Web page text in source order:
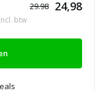
29.98 24,98
Incl. btw